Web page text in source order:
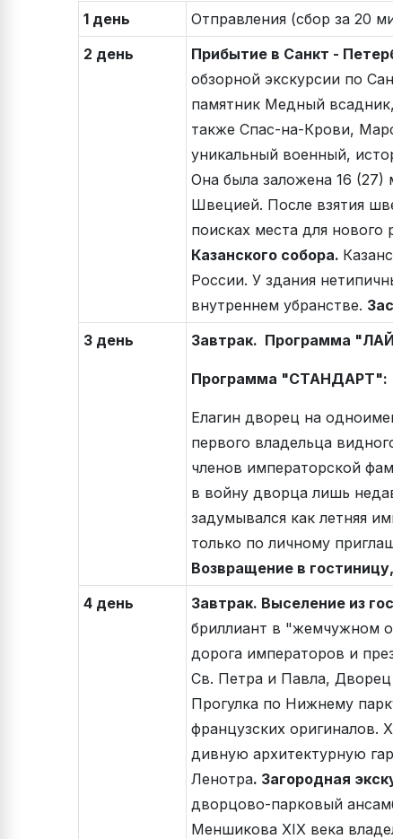
1 день
Отправления (сбор за 20
2 день
Прибытие в Санкт -
обзорной экскурсии по
памятник Медный
также Спас-на-Крови,
уникальный военный,
Она была заложена 16 (27)
Швецией. После взятия
поисках места для
Казанского собора.
России. У здания
внутреннем убранстве.
3 день
Завтрак. Программа
Программа "СТАНДАРТ":
Елагин дворец на
первого владельца
членов императорской
в войну дворца лишь
задумывался как летняя
только по личному
Возвращение в
4 день
Завтрак. Выселение из
бриллиант в "жемчужном
дорога императоров и
Св. Петра и Павла,
Прогулка по Нижнему
французских оригиналов.
дивную архитектурную
Ленотра. Загородная
дворцово-парковый
Меншикова XIX века